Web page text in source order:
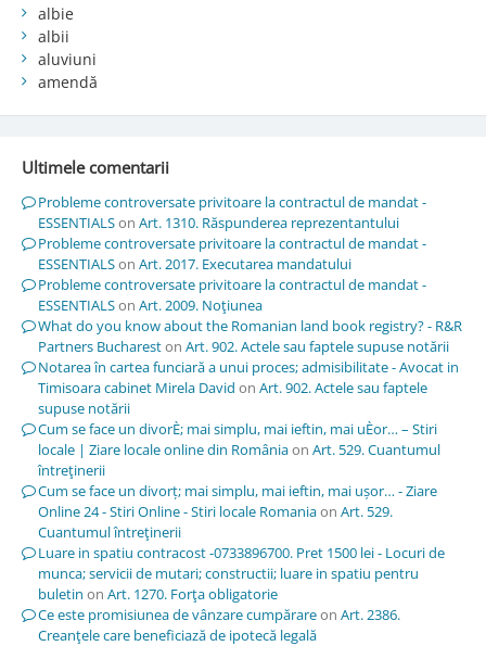
albie
albii
aluviuni
amendă
Ultimele comentarii
Probleme controversate privitoare la contractul de mandat -
ESSENTIALSon Art. 1310. Răspunderea reprezentantului
Probleme controversate privitoare la contractul de mandat -
ESSENTIALSon Art. 2017. Executarea mandatului
Probleme controversate privitoare la contractul de mandat -
ESSENTIALSon Art. 2009. Noţiunea
What do you know about the Romanian land book registry? - R&R
Partners Buchareston Art. 902. Actele sau faptele supuse notării
Notarea în cartea funciară a unui proces; admisibilitate - Avocat in
Timisoara cabinet Mirela David on Art. 902. Actele sau faptele
supuse notării
Cum se face un divorÈ; mai simplu, mai ieftin, mai uÈor… – Stiri
locale | Ziare locale online din Româniaon Art. 529. Cuantumul
întreţinerii
Cum se face un divorț; mai simplu, mai ieftin, mai ușor… - Ziare
Online 24 - Stiri Online - Stiri locale Romaniaon Art. 529.
Cuantumul întreţinerii
Luare in spatiu contracost -0733896700. Pret 1500 lei - Locuri de
munca; servicii de mutari; constructii; luare in spatiu pentru
buletin on Art. 1270. Forţa obligatorie
Ce este promisiunea de vânzare cumpărareon Art. 2386.
Creanţele care beneficiază de ipotecă legală